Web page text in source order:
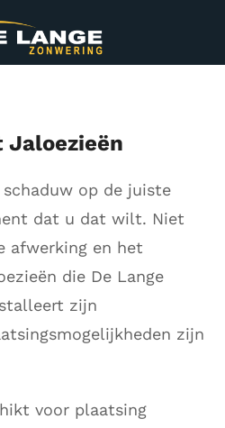
Jaloezieën
op de juiste
dat u dat wilt. Niet
afwerking en het
die De Lange
zijn
zijn
voor plaatsing